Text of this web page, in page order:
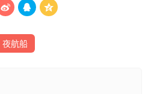
  
夜航船